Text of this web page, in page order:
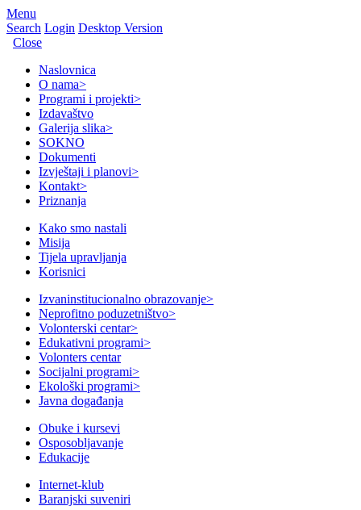
Menu
Search Login Desktop Version
Close
Naslovnica
O nama>
Programi i projekti>
Izdavaštvo
Galerija slika>
SOKNO
Dokumenti
Izvještaji i planovi>
Kontakt>
Priznanja
Kako smo nastali
Misija
Tijela upravljanja
Korisnici
Izvaninstitucionalno obrazovanje>
Neprofitno poduzetništvo>
Volonterski centar>
Edukativni programi>
Volonters centar
Socijalni programi>
Ekološki programi>
Javna događanja
Obuke i kursevi
Osposobljavanje
Edukacije
Internet-klub
Baranjski suveniri